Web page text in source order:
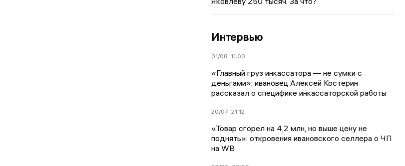
Интервью
01/08 11:00
«Главный груз инкассатора — не сумки с
деньгами»: ивановец Алексей Костерин
рассказал о специфике инкассаторской работы
20/07 21:12
«Товар сгорел на 4,2 млн, но выше цену не
поднять»: откровения ивановского селлера о ЧП
на WB